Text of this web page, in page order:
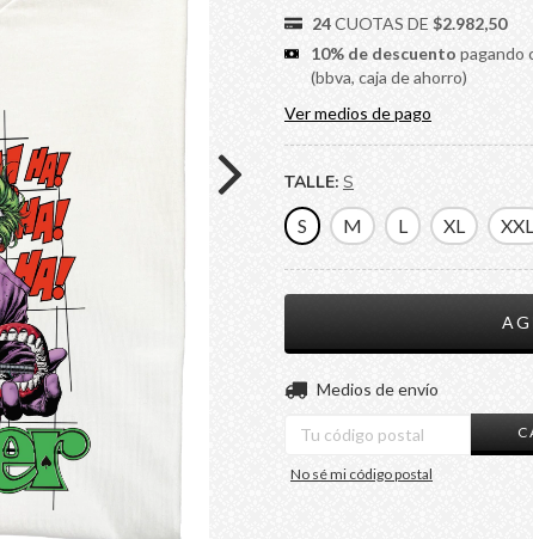
24CUOTAS DE $2.982,50
10% de descuento pagando
(bbva, caja de ahorro)
Ver medios de pago
TALLE: S
S
M L XL XXL
Entregas para el CP:
Medios de envío
No sé mi código postal